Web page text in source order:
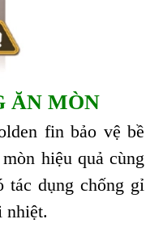
ĂN MÒN
fin bảo vệ bề
hiệu quả cùng
tác dụng chống gỉ
nhiệt.